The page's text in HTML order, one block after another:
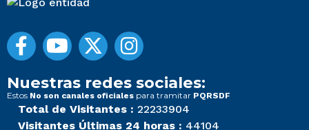
Nuestras redes sociales:
Estos No son canales oficiales para tramitar PQRSDF
Total de Visitantes : 22233904
Visitantes Últimas 24 horas : 44104